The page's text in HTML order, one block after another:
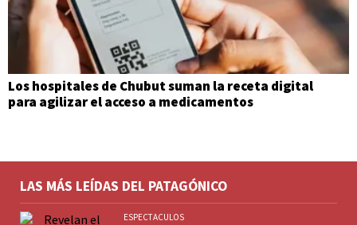
Los hospitales de Chubut suman la receta digital
para agilizar el acceso a medicamentos
LAS MÁS LEÍDAS DEL PATAGÓNICO
ESPECTACULOS